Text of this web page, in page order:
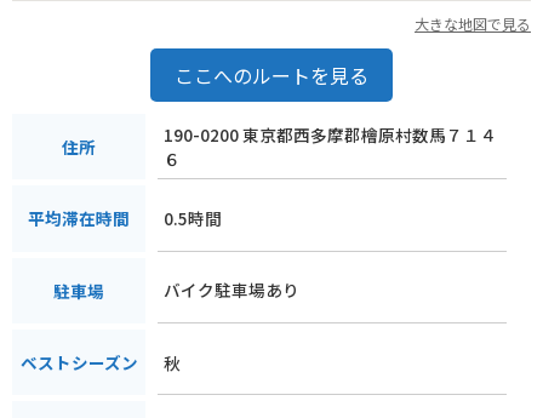
大きな地図で見る
ここへのルートを見る
住所
190-0200 東京都西多摩郡檜原村数馬７１４
６
平均滞在時間 0.5時間
駐車場 バイク駐車場あり
ベストシーズン 秋